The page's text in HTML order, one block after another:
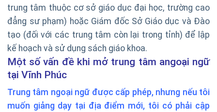
trung tâm thuộc cơ sở giáo dục đại học, trường cao
đẳng sư phạm) hoặc Giám đốc Sở Giáo dục và Đào
tạo (đối với các trung tâm còn lại trong tỉnh) để lập
kế hoạch và sử dụng sách giáo khoa.
Một số vấn đề khi mở trung tâm angoại ngữ
tại Vĩnh Phúc
Trung tâm ngoại ngữ được cấp phép, nhưng nếu tôi
muốn giảng dạy tại địa điểm mới, tôi có phải cập